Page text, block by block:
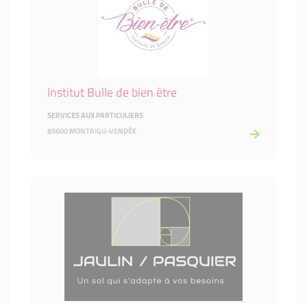
Institut Bulle de bien être
SERVICES AUX PARTICULIERS
85600 MONTAIGU-VENDÉE